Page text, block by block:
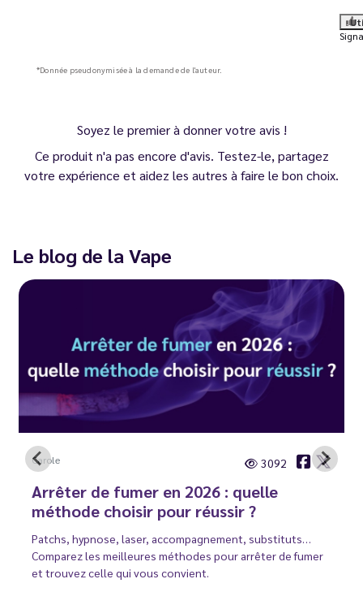
*Donnée pseudonymisée à la demande de l'auteur.
Soyez le premier à donner votre avis !
Ce produit n'a pas encore d'avis. Testez-le, partagez
votre expérience et aidez les autres à faire le bon choix.
Le blog de la Vape
Carole 3092
Arrêter de fumer en 2026 : quelle
méthode choisir pour réussir ?
Patchs, hypnose, laser, accompagnement, substituts…
Comparez les meilleures méthodes pour arrêter de fumer
et trouvez celle qui vous convient.